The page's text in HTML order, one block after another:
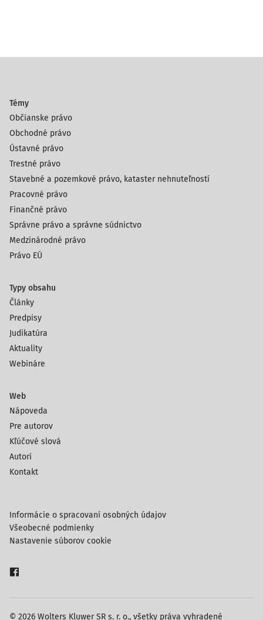
Témy
Občianske právo
Obchodné právo
Ústavné právo
Trestné právo
Stavebné a pozemkové právo, kataster nehnuteľností
Pracovné právo
Finančné právo
Správne právo a správne súdnictvo
Medzinárodné právo
Právo EÚ
Typy obsahu
Články
Predpisy
Judikatúra
Aktuality
Webináre
Web
Nápoveda
Pre autorov
Kľúčové slová
Autori
Kontakt
© 2026 Wolters Kluwer SR s. r. o., všetky práva vyhradené
Informácie o spracovaní osobných údajov
Všeobecné podmienky
Nastavenie súborov cookie